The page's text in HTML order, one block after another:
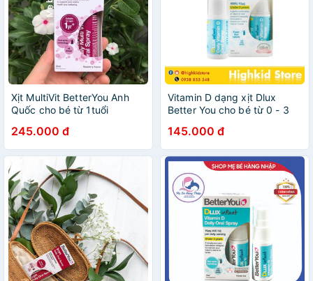
Xịt MultiVit BetterYou Anh
Quốc cho bé từ 1tuổi
245.000 đ
Vitamin D dạng xịt Dlux
Better You cho bé từ 0 - 3
145.000 đ